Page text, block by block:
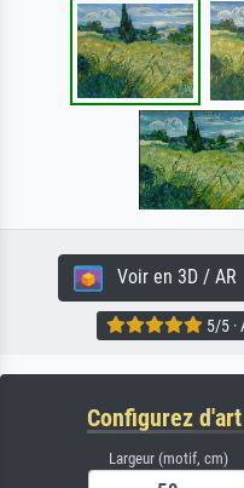
Voir en 3D / AR
5/5 ·
Configurez d'art
Largeur (motif, cm)